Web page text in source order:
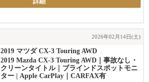
詳細
2026年02月14日(土)
2019 マツダ CX-3 Touring AWD
2019 Mazda CX-3 Touring AWD｜事故なし・
クリーンタイトル｜ブラインドスポットモニ
ター | Apple CarPlay｜CARFAX有